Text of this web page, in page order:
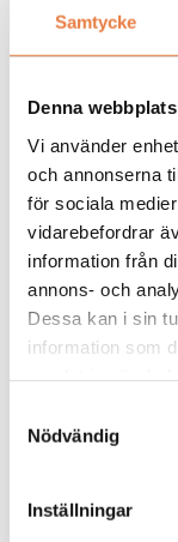
Samtycke
Denna
Vi använder
och annonserna
för sociala
vidarebefordrar
information från
annons- och
Dessa kan i sin
information som
Nödvändig
Inställningar
Relaterade
Kopplingsplint
Z211 Kopplingsplint